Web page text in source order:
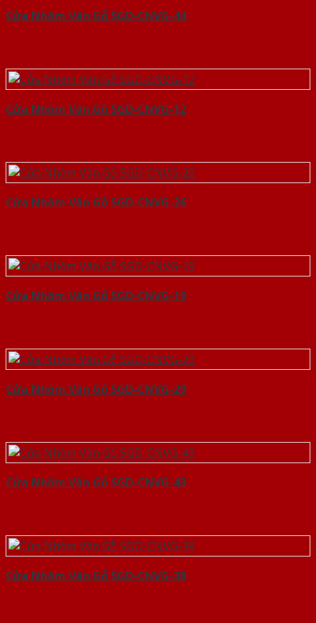
Cửa Nhôm Vân Gỗ SGD-CNVG-44
Cửa Nhôm Vân Gỗ SGD-CNVG-12
Cửa Nhôm Vân Gỗ SGD-CNVG-26
Cửa Nhôm Vân Gỗ SGD-CNVG-19
Cửa Nhôm Vân Gỗ SGD-CNVG-29
Cửa Nhôm Vân Gỗ SGD-CNVG-43
Cửa Nhôm Vân Gỗ SGD-CNVG-38